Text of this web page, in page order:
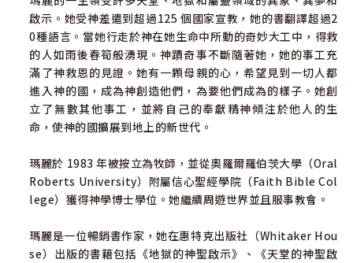
啟示。她受神差遣到超過125 個國家宣教，她的書翻譯超過2
0種語言。當她行走於神在她生命中所動的奇妙大工中，得救
的人如雨後春筍般湧現。神蹟奇事不斷隨著她，她的事工充
滿了神救恩的見證。她有一顆母親的心，希望見到一切人都
進入神的國，成為神創造他們，為要他們成為的樣子。她創
立了無數其他事工，並將自己的奉獻精神傾注於他人的生
命，使神的國擴展到地上的新世代。
瑪麗於 1983 年被按立為牧師，並從奧羅爾羅伯茨大學（Oral
Roberts University）附屬信心聖經學院（Faith Bible Col
lege）獲得神學博士學位。她繼續周遊世界並且服事教會。
瑪麗是一位暢銷書作家，她在惠特克出版社（Whitaker Hou
se）出版的書籍包括《地獄的神聖啟示》、《天堂的神聖啟